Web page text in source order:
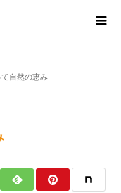
自然の恵み